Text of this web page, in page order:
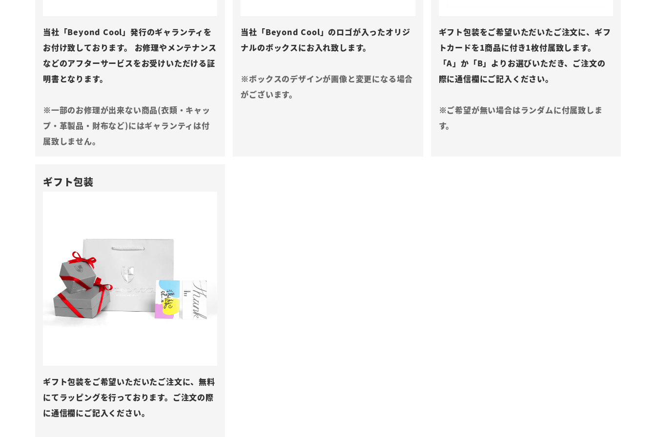
当社「Beyond Cool」発行のギャランティを
お付け致しております。 お修理やメンテナンス
などのアフターサービスをお受けいただける証
明書となります。
※一部のお修理が出来ない商品(衣類・キャッ
プ・革製品・財布など)にはギャランティは付
属致しません。
当社「Beyond Cool」のロゴが入ったオリジ
ナルのボックスにお入れ致します。
※ボックスのデザインが画像と変更になる場合
がございます。
ギフト包装をご希望いただいたご注文に、ギフ
トカードを1商品に付き1枚付属致します。
「A」か「B」よりお選びいただき、ご注文の
際に通信欄にご記入ください。
※ご希望が無い場合はランダムに付属致しま
す。
ギフト包装
ギフト包装をご希望いただいたご注文に、無料
にてラッピングを行っております。ご注文の際
に通信欄にご記入ください。